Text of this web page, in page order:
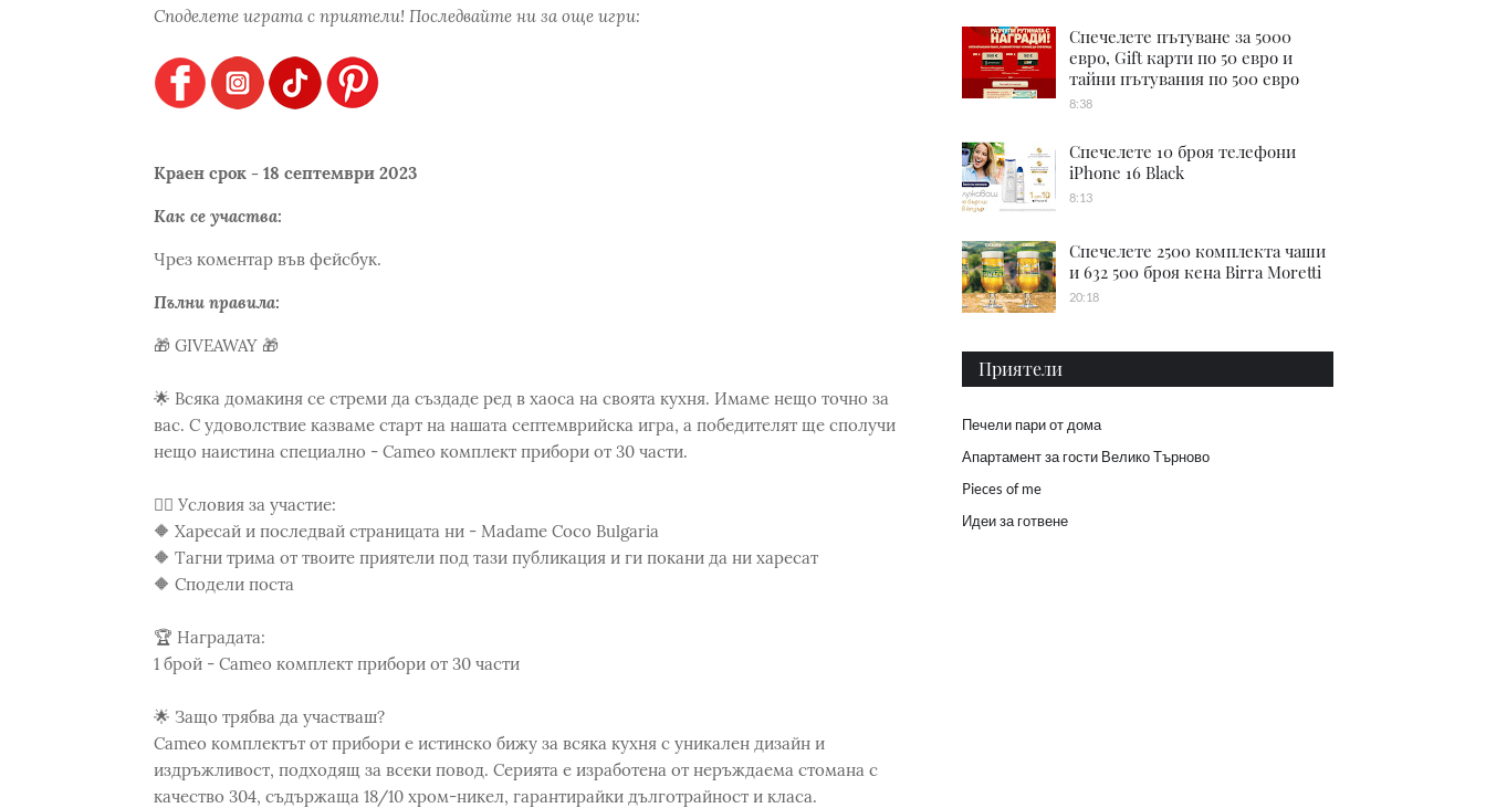
Споделете играта с приятели! Последвайте ни за още игри:
Краен срок - 18 септември 2023
Как се участва:
Чрез коментар във фейсбук.
Пълни правила:
🎁 GIVEAWAY 🎁
🌟 Всяка домакиня се стреми да създаде ред в хаоса на своята кухня. Имаме нещо точно за
вас. С удоволствие казваме старт на нашата септемврийска игра, а победителят ще сполучи
нещо наистина специално - Cameo комплект прибори от 30 части.
👉🏻 Условия за участие:
🔶 Харесай и последвай страницата ни - Madame Coco Bulgaria
🔶 Тагни трима от твоите приятели под тази публикация и ги покани да ни харесат
🔶 Сподели поста
🏆 Наградата:
1 брой - Cameo комплект прибори от 30 части
🌟 Защо трябва да участваш?
Cameo комплектът от прибори е истинско бижу за всяка кухня с уникален дизайн и
издръжливост, подходящ за всеки повод. Серията е изработена от неръждаема стомана с
качество 304, съдържаща 18/10 хром-никел, гарантирайки дълготрайност и класа.
Спечелете пътуване за 5000
евро, Gift карти по 50 евро и
тайни пътувания по 500 евро
8:38
Спечелете 10 броя телефони
iPhone 16 Black
8:13
Спечелете 2500 комплекта чаши
и 632 500 броя кена Birra Moretti
20:18
Приятели
Печели пари от дома
Апартамент за гости Велико Търново
Pieces of me
Идеи за готвене